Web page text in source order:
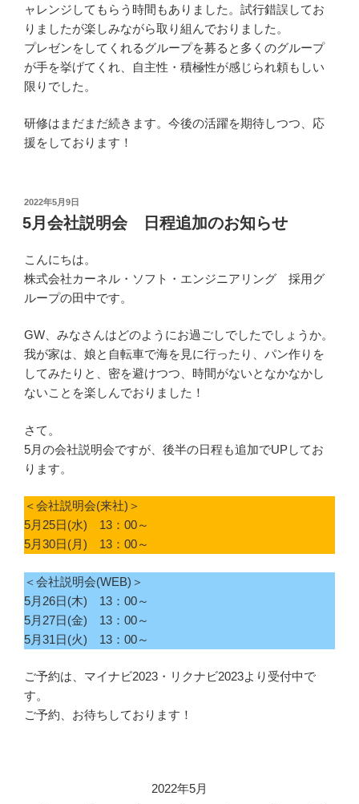
ャレンジしてもらう時間もありました。試行錯誤してお
りましたが楽しみながら取り組んでおりました。
プレゼンをしてくれるグループを募ると多くのグループ
が手を挙げてくれ、自主性・積極性が感じられ頼もしい
限りでした。
研修はまだまだ続きます。今後の活躍を期待しつつ、応
援をしております！
投
稿
日:
2022年5月9日
5月会社説明会 日程追加のお知らせ
こんにちは。
株式会社カーネル・ソフト・エンジニアリング 採用グ
ループの田中です。
GW、みなさんはどのようにお過ごしでしたでしょうか。
我が家は、娘と自転車で海を見に行ったり、パン作りを
してみたりと、密を避けつつ、時間がないとなかなかし
ないことを楽しんでおりました！
さて。
5月の会社説明会ですが、後半の日程も追加でUPしてお
ります。
＜会社説明会(来社)＞
5月25日(水) 13：00～
5月30日(月) 13：00～
＜会社説明会(WEB)＞
5月26日(木) 13：00～
5月27日(金) 13：00～
5月31日(火) 13：00～
ご予約は、マイナビ2023・リクナビ2023より受付中で
す。
ご予約、お待ちしております！
2022年5月